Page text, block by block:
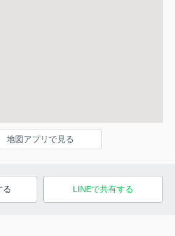
地図アプリで見る
る LINEで共有する